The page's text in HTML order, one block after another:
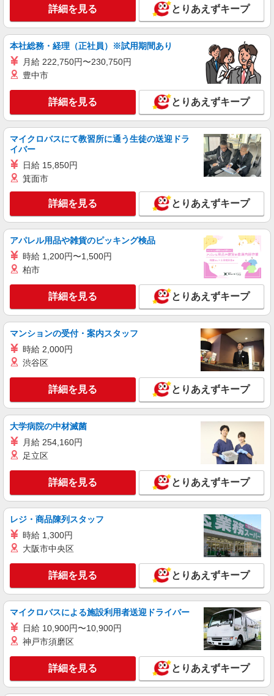
時給1580円 ★交通費規定に基づき交通費支給
大阪府大阪市中央区（淀屋橋駅）
キープ 詳細を見る
株式会社パソナ・大阪/OKW600117330501
月給259200円 ★交通費規定に基づき交通費支
給
大阪府大阪市中央区（京橋駅）
詳細を見る
紹介予定派遣
株式会社パソナ・大阪/OKW600115807501
一般事務
時給1500円 ★交通費規定に基づき交通費支給
大阪府大阪市中央区（本町駅）
キープ 詳細を見る
派遣社員
株式会社パソナ・大阪/OKW600117720901
時給1600円 ＊スキルにより、ご相談可能で
す。 月収例：256000円 ★交通費規定に基づき交
通費支給大阪府大阪市中央区（堺筋本町駅）
キープ 詳細を見る
派遣社員
株式会社パソナ・大阪/OKW6001172089
営業事務/一般事務/生産・品質管理
月給235500円 ★交通費規定に基づき交通費支
給
キープ 詳細を見る
株式会社パソナ・大阪/OKW6001151486
一般事務/データ入力/OA事務
月給235500円 ★交通費規定に基づき交通費支
給
大阪府大阪市中央区（京橋駅）
キープ 詳細を見る
派遣社員
詳細を見る とりあえずキープ
本社総務・経理（正社員）※試用期間あり
月給 222,750円〜230,750円
豊中市
詳細を見る とりあえずキープ
マイクロバスにて教習所に通う生徒の送迎ドラ
イバー
日給 15,850円
箕面市
詳細を見る とりあえずキープ
アパレル用品や雑貨のピッキング検品
時給 1,200円〜1,500円
柏市
詳細を見る とりあえずキープ
マンションの受付・案内スタッフ
時給 2,000円
渋谷区
詳細を見る とりあえずキープ
大学病院の中材滅菌
月給 254,160円
足立区
詳細を見る とりあえずキープ
レジ・商品陳列スタッフ
時給 1,300円
大阪市中央区
詳細を見る とりあえずキープ
マイクロバスによる施設利用者送迎ドライバー
日給 10,900円〜10,900円
神戸市須磨区
詳細を見る とりあえずキープ